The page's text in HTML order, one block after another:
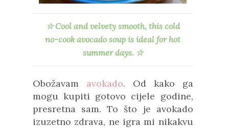
☆Cool and velvety smooth, this cold
no-cookavocado soup is ideal for hot
summer days. ☆
Obožavam avokado. Od kako ga
mogu kupiti gotovo cijele godine,
presretna sam. To što je avokado
izuzetno zdrava, ne igra mi nikakvu